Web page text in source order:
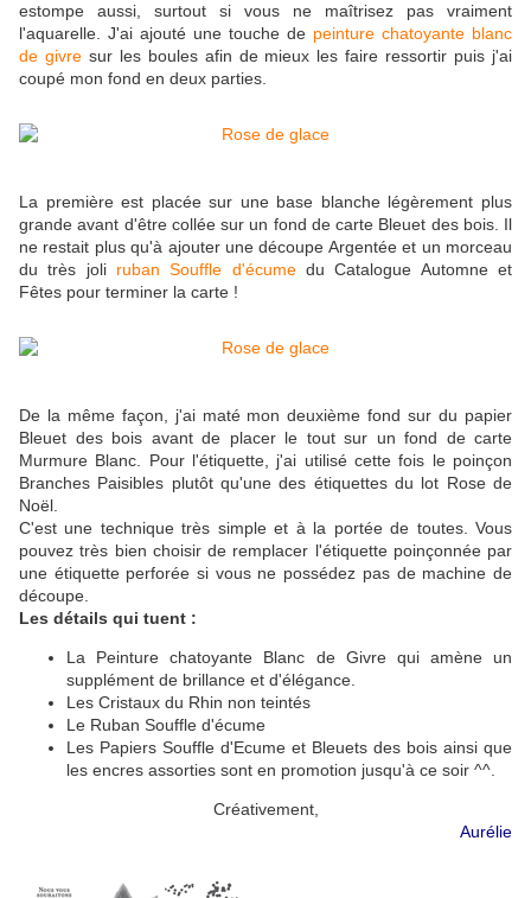
estompe aussi, surtout si vous ne maîtrisez pas vraiment
l'aquarelle. J'ai ajouté une touche de peinture chatoyante blanc
de givresur les boules afin de mieux les faire ressortir puis j'ai
coupé mon fond en deux parties.
La première est placée sur une base blanche légèrement plus
grande avant d'être collée sur un fond de carte Bleuet des bois. Il
ne restait plus qu'à ajouter une découpe Argentée et un morceau
du très joli ruban Souffle d'écumedu Catalogue Automne et
Fêtes pour terminer la carte !
De la même façon, j'ai maté mon deuxième fond sur du papier
Bleuet des bois avant de placer le tout sur un fond de carte
Murmure Blanc. Pour l'étiquette, j'ai utilisé cette fois le poinçon
Branches Paisibles plutôt qu'une des étiquettes du lot Rose de
Noël.
C'est une technique très simple et à la portée de toutes. Vous
pouvez très bien choisir de remplacer l'étiquette poinçonnée par
une étiquette perforée si vous ne possédez pas de machine de
découpe.
Les détails qui tuent :
La Peinture chatoyante Blanc de Givre qui amène un
supplément de brillance et d'élégance.
Les Cristaux du Rhin non teintés
Le Ruban Souffle d'écume
Les Papiers Souffle d'Ecume et Bleuets des bois ainsi que
les encres assorties sont en promotion jusqu'à ce soir ^^.
Créativement,
Aurélie